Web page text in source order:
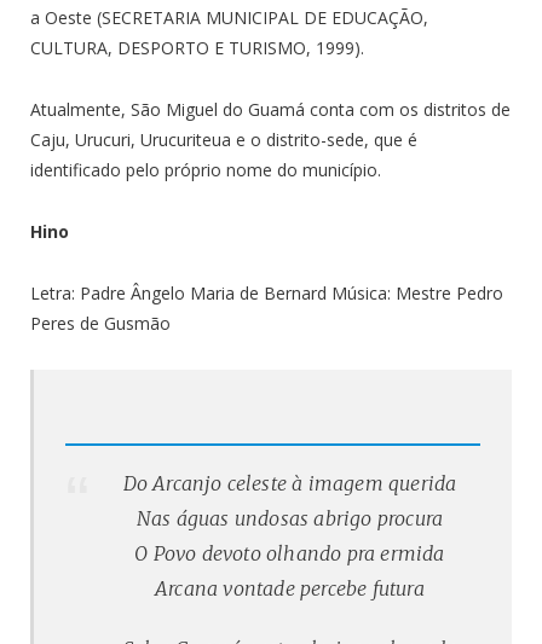
a Oeste (SECRETARIA MUNICIPAL DE EDUCAÇÃO,
CULTURA, DESPORTO E TURISMO, 1999).
Atualmente, São Miguel do Guamá conta com os distritos de
Caju, Urucuri, Urucuriteua e o distrito-sede, que é
identificado pelo próprio nome do município.
Hino
Letra: Padre Ângelo Maria de Bernard Música: Mestre Pedro
Peres de Gusmão
Do Arcanjo celeste à imagem querida
Nas águas undosas abrigo procura
O Povo devoto olhando pra ermida
Arcana vontade percebe futura